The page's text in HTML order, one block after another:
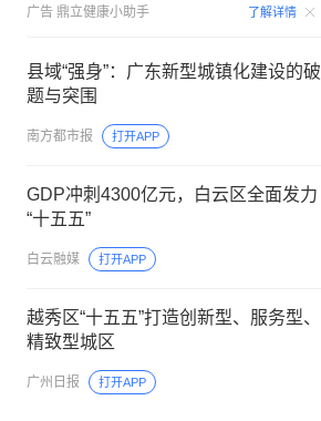
广告 鼎立健康小助手 了解详情
县域“强身”：广东新型城镇化建设的破
题与突围
南方都市报 打开APP
GDP冲刺4300亿元，白云区全面发力
“十五五”
白云融媒 打开APP
越秀区“十五五”打造创新型、服务型、
精致型城区
广州日报 打开APP